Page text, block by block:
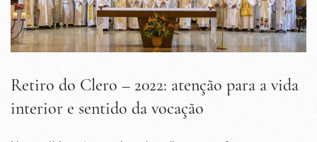
Retiro do Clero – 2022: atenção para a vida
interior e sentido da vocação